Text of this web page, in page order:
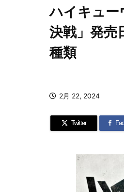
ハイキュー
決戦」発
種類
2月 22, 2024
Twitter